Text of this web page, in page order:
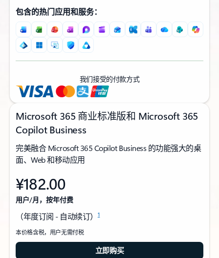
包含的热门应用和服务：
我们接受的付款方式
Microsoft 365 商业标准版和 Microsoft 365
Copilot Business
完美融合 Microsoft 365 Copilot Business 的功能强大的桌
面、Web 和移动应用
¥182.00
用户/月，按年付费
（年度订阅 - 自动续订）1
本价格含税，用户无需付税
立即购买